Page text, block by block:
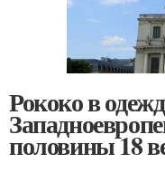
Рококо в
половины 18